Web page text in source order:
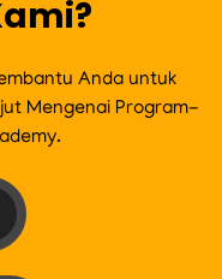
Anda untuk
Mengenai Program-